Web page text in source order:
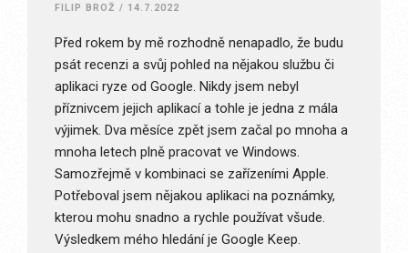
FILIP BROŽ / 14.7.2022
Před rokem by mě rozhodně nenapadlo, že budu
psát recenzi a svůj pohled na nějakou službu či
aplikaci ryze od Google. Nikdy jsem nebyl
příznivcem jejich aplikací a tohle je jedna z mála
výjimek. Dva měsíce zpět jsem začal po mnoha a
mnoha letech plně pracovat ve Windows.
Samozřejmě v kombinaci se zařízeními Apple.
Potřeboval jsem nějakou aplikaci na poznámky,
kterou mohu snadno a rychle používat všude.
Výsledkem mého hledání je Google Keep.